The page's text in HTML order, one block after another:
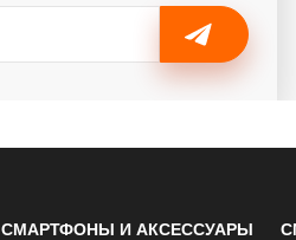
СМАРТФОНЫ И АКСЕССУАРЫ